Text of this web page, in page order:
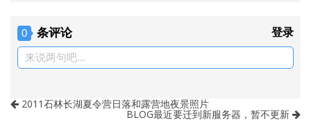
0 条评论 登录
来说两句吧...
2011石林长湖夏令营日落和露营地夜景照片
BLOG最近要迁到新服务器，暂不更新